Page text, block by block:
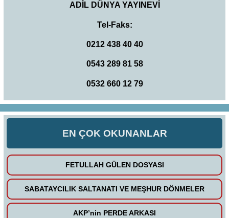
ADİL DÜNYA YAYINEVİ
Tel-Faks:
0212 438 40 40
0543 289 81 58
0532 660 12 79
EN ÇOK OKUNANLAR
FETULLAH GÜLEN DOSYASI
SABATAYCILIK SALTANATI VE MEŞHUR DÖNMELER
AKP’nin PERDE ARKASI